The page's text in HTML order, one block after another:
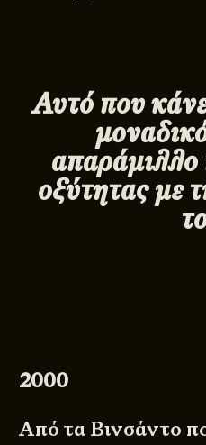
Αυτό που
απαράμιλλο
οξύτητας με
2000
Από τα Βινσάντο